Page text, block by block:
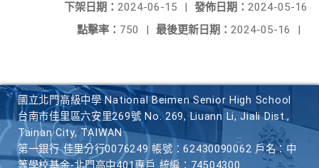
發佈日期： 2024-05-16
下架日期： 2024-06-15
|
最後更新日期： 2024-05-16 |
點擊率： 750 |
國立北門高級中學 National Beimen Senior High School
台南市佳里區六安里269號 No. 269, Liuann Li, Jiali Dist.,
Tainan City, TAIWAN
第一銀行 佳里分行0076249 帳號：62430090062 戶名：中
等學校基金-北門高中401專戶 統編：74504300